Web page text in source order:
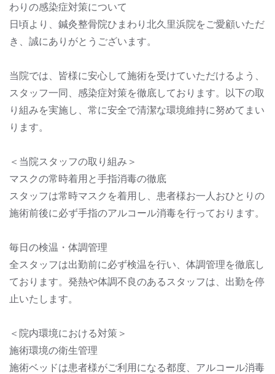
わりの感染症対策について
日頃より、鍼灸整骨院ひまわり北久里浜院をご愛顧いただ
き、誠にありがとうございます。
当院では、皆様に安心して施術を受けていただけるよう、
スタッフ一同、感染症対策を徹底しております。以下の取
り組みを実施し、常に安全で清潔な環境維持に努めてまい
ります。
＜当院スタッフの取り組み＞
マスクの常時着用と手指消毒の徹底
スタッフは常時マスクを着用し、患者様お一人おひとりの
施術前後に必ず手指のアルコール消毒を行っております。
毎日の検温・体調管理
全スタッフは出勤前に必ず検温を行い、体調管理を徹底し
ております。発熱や体調不良のあるスタッフは、出勤を停
止いたします。
＜院内環境における対策＞
施術環境の衛生管理
施術ベッドは患者様がご利用になる都度、アルコール消毒